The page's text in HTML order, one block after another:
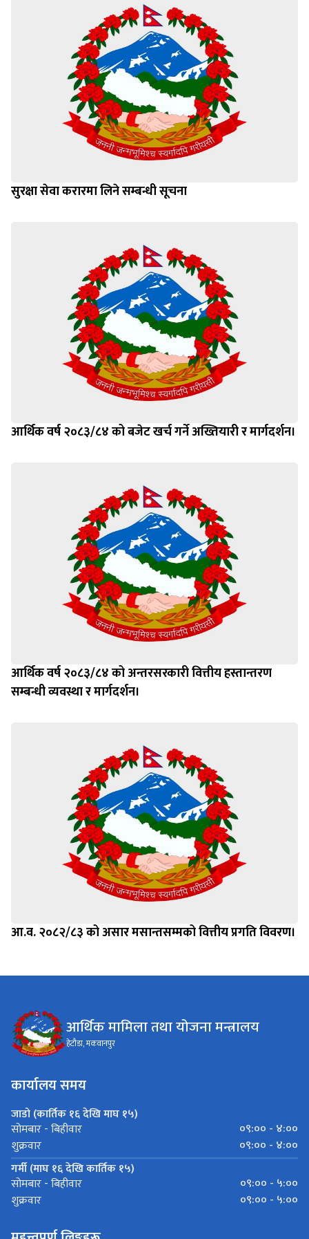
सुरक्षा सेवा करारमा लिने सम्बन्धी सूचना
आर्थिक वर्ष २०८३/८४ को बजेट खर्च गर्ने अख्तियारी र मार्गदर्शन।
आर्थिक वर्ष २०८३/८४ को अन्तरसरकारी वित्तीय हस्तान्तरण
सम्बन्धी व्यवस्था र मार्गदर्शन।
आ.व. २०८२/८३ को असार मसान्तसम्मको वित्तीय प्रगति विवरण।
आर्थिक मामिला तथा योजना मन्त्रालय
हेटौडा, मकवानपुर
कार्यालय समय
जाडो (कार्तिक १६ देखि माघ १५)
सोमबार - बिहीवार
०९:०० - ४:००
शुक्रवार
०९:०० - ४:००
गर्मी (माघ १६ देखि कार्तिक १५)
सोमबार - बिहीवार
०९:०० - ५:००
शुक्रवार
०९:०० - ५:००